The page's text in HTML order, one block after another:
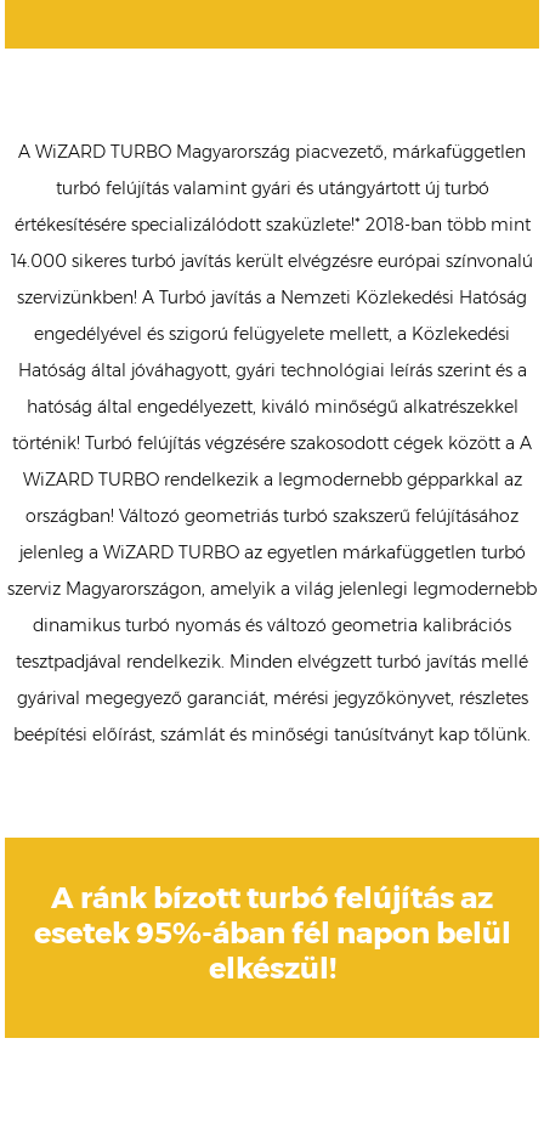
A WiZARD TURBO Magyarország piacvezető, márkafüggetlen
turbó felújítás valamint gyári és utángyártott új turbó
értékesítésére specializálódott szaküzlete!* 2018-ban több mint
14.000 sikeres turbó javítás került elvégzésre európai színvonalú
szervizünkben! A Turbó javítás a Nemzeti Közlekedési Hatóság
engedélyével és szigorú felügyelete mellett, a Közlekedési
Hatóság által jóváhagyott, gyári technológiai leírás szerint és a
hatóság által engedélyezett, kiváló minőségű alkatrészekkel
történik! Turbó felújítás végzésére szakosodott cégek között a A
WiZARD TURBO rendelkezik a legmodernebb gépparkkal az
országban! Változó geometriás turbó szakszerű felújításához
jelenleg a WiZARD TURBO az egyetlen márkafüggetlen turbó
szerviz Magyarországon, amelyik a világ jelenlegi legmodernebb
dinamikus turbó nyomás és változó geometria kalibrációs
tesztpadjával rendelkezik. Minden elvégzett turbó javítás mellé
gyárival megegyező garanciát, mérési jegyzőkönyvet, részletes
beépítési előírást, számlát és minőségi tanúsítványt kap tőlünk.
A ránk bízott turbó felújítás az
esetek 95%-ában fél napon belül
elkészül!